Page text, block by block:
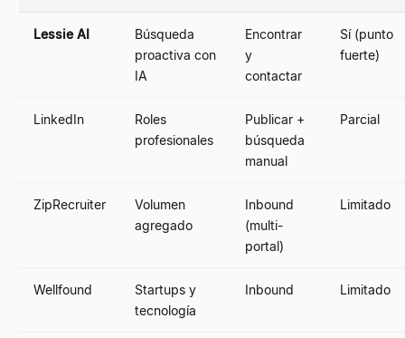
Lessie AI
Búsqueda
proactiva con
IA
Encontrar
y
contactar
Sí (punto
fuerte)
LinkedIn
Roles
profesionales
Publicar +
búsqueda
manual
Parcial
ZipRecruiter
Volumen
agregado
Inbound
(multi-
portal)
Limitado
Wellfound
Startups y
tecnología
Inbound Limitado